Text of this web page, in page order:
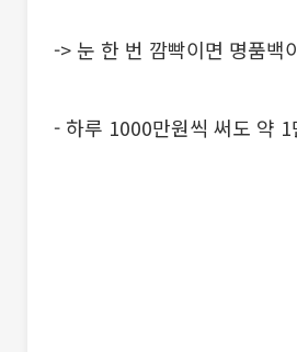
-> 눈 한 번 깜빡이면 명품백
- 하루 1000만원씩 써도 약 1